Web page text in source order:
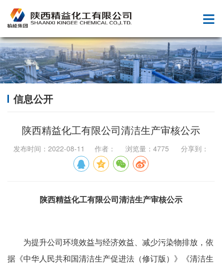
信息公开
陕西精益化工有限公司清洁生产审核公示
发布时间：2022-08-11 作者： 浏览量：4775 分享到：
陕西精益化工有限公司清洁生产审核公示
为提升公司环境效益与经济效益、减少污染物排放，依
据《中华人民共和国清洁生产促进法（修订版）》《清洁生